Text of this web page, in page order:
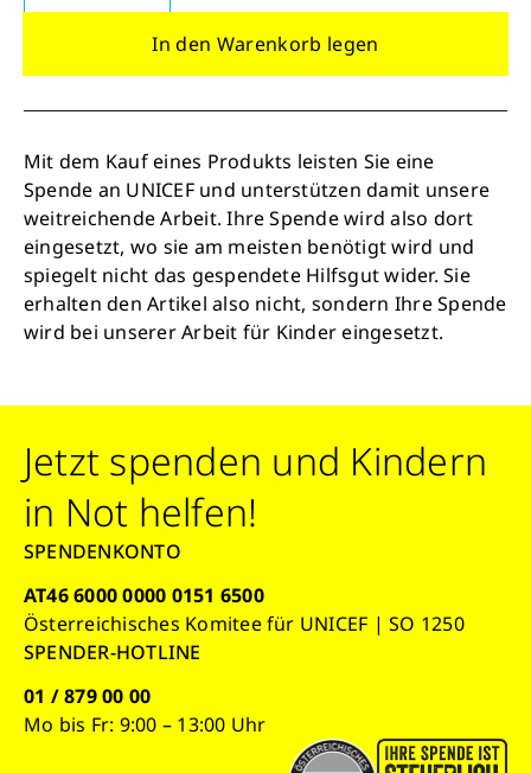
In den Warenkorb legen
Mit dem Kauf eines Produkts leisten Sie eine
Spende an UNICEF und unterstützen damit unsere
weitreichende Arbeit. Ihre Spende wird also dort
eingesetzt, wo sie am meisten benötigt wird und
spiegelt nicht das gespendete Hilfsgut wider. Sie
erhalten den Artikel also nicht, sondern Ihre Spende
wird bei unserer Arbeit für Kinder eingesetzt.
Retten Sie noch heute Leben
bewirken: z.B. monatlich 25.000 Liter
sauberes Trinkwasser zur Verfügung stellen.
Sauberes Trinkwasser bedeutet: weniger
Krankheit, mehr Kindheit, bessere Zukunft.
Jetzt Leben retten
Jetzt spenden und Kindern
in Not helfen!
SPENDENKONTO
AT46 6000 0000 0151 6500
Österreichisches Komitee für UNICEF | SO 1250
SPENDER-HOTLINE
01 / 879 00 00
Mo bis Fr: 9:00 – 13:00 Uhr